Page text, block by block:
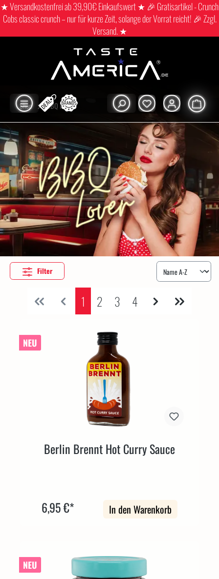
★ Versandkostenfrei ab 39,90€ Einkaufswert ★ 🎉 Gratisartikel - Crunch
Cobs classic crunch – nur für kurze Zeit, solange der Vorrat reicht! 🎉 Zzgl.
Versand. ★
Shop BBQ lovers
Filter
1 2 3 4
NEU
Berlin Brennt Hot Curry Sauce
6,95 €* In den Warenkorb
NEU